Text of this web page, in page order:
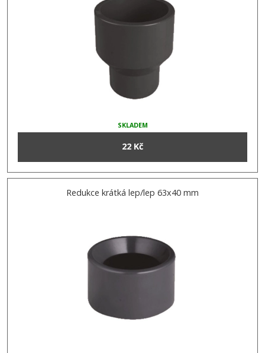
SKLADEM
22 Kč
Redukce krátká lep/lep 63x40 mm